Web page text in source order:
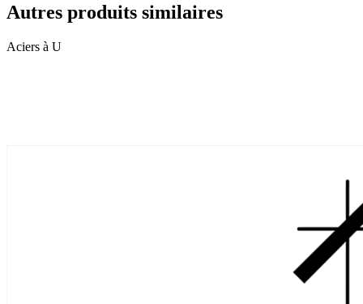
Autres produits similaires
Aciers à U